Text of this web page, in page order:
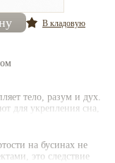
В кладовую
тело, разум и дух.
для укрепления сна,
успех и
Приносит своему
на бусинах не
это следствие